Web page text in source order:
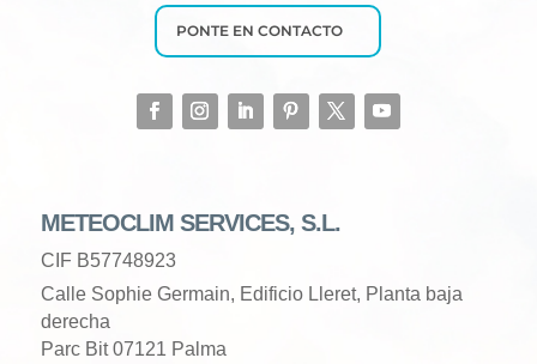
PONTE EN CONTACTO
METEOCLIM SERVICES, S.L.
CIF B57748923
Calle Sophie Germain, Edificio Lleret, Planta baja
derecha
Parc Bit 07121 Palma